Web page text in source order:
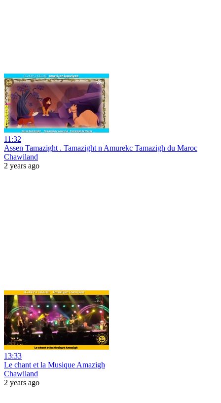
11:32
Assen Tamazight . Tamazight n Amurekc Tamazigh du Maroc
Chawiland
2 years ago
13:33
Le chant et la Musique Amazigh
Chawiland
2 years ago